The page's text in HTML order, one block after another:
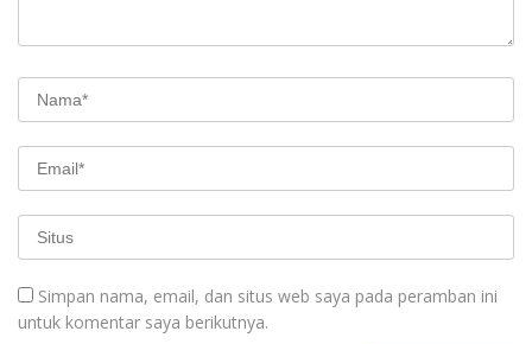
Simpan nama, email, dan situs web saya pada peramban ini
untuk komentar saya berikutnya.